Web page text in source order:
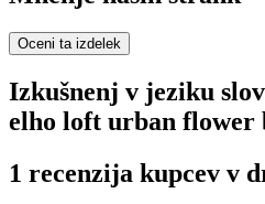
Oceni ta izdelek
Izkušnenj v jeziku
elho loft urban flower
1 recenzija kupcev v